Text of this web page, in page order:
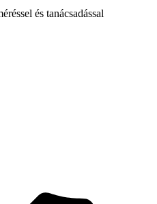
és tanácsadással